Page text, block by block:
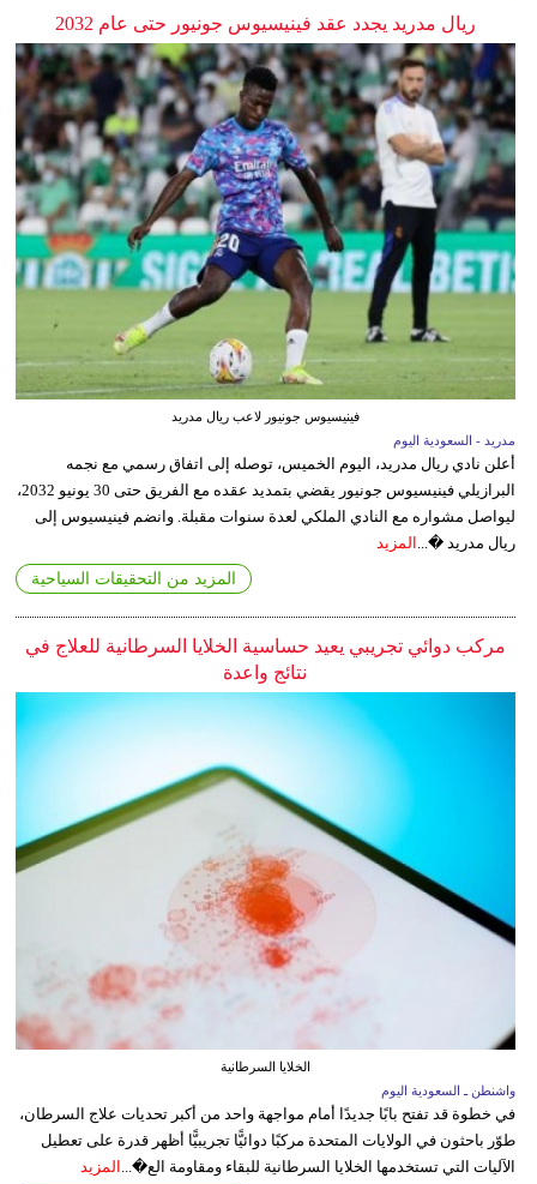
ريال مدريد يجدد عقد فينيسيوس جونيور حتى عام 2032
فينيسيوس جونيور لاعب ريال مدريد
مدريد - السعودية اليوم
أعلن نادي ريال مدريد، اليوم الخميس، توصله إلى اتفاق رسمي مع نجمه
البرازيلي فينيسيوس جونيور يقضي بتمديد عقده مع الفريق حتى 30 يونيو 2032،
ليواصل مشواره مع النادي الملكي لعدة سنوات مقبلة. وانضم فينيسيوس إلى
ريال مدريد �... المزيد
المزيد من التحقيقات السياحية
مركب دوائي تجريبي يعيد حساسية الخلايا السرطانية للعلاج في
نتائج واعدة
الخلايا السرطانية
واشنطن ـ السعودية اليوم
في خطوة قد تفتح بابًا جديدًا أمام مواجهة واحد من أكبر تحديات علاج السرطان،
طوّر باحثون في الولايات المتحدة مركبًا دوائيًّا تجريبيًّا أظهر قدرة على تعطيل
الآليات التي تستخدمها الخلايا السرطانية للبقاء ومقاومة الع�... المزيد